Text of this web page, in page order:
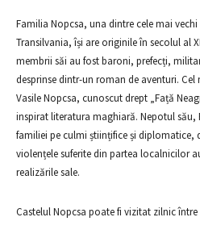
Familia Nopcsa, una dintre cele mai
Transilvania, își are originile în secolul al
membrii săi au fost baroni, prefecți,
desprinse dintr-un roman de aventuri.
Vasile Nopcsa, cunoscut drept „Față
inspirat literatura maghiară. Nepotul său,
familiei pe culmi științifice și diplomatice,
violențele suferite din partea localnicilor
realizările sale.
Castelul Nopcsa poate fi vizitat zilnic între